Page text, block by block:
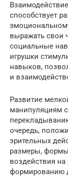
способствует
выражать свои
социальные
игрушки
навыков,
и
Развитие
манипуляциям
очередь,
зрительных
размеры, формы
воздействия
формированию